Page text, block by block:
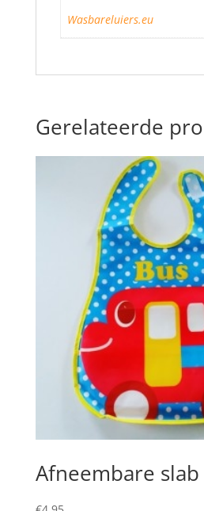
Wasbareluiers.eu
Gerelateerde
Afneembare